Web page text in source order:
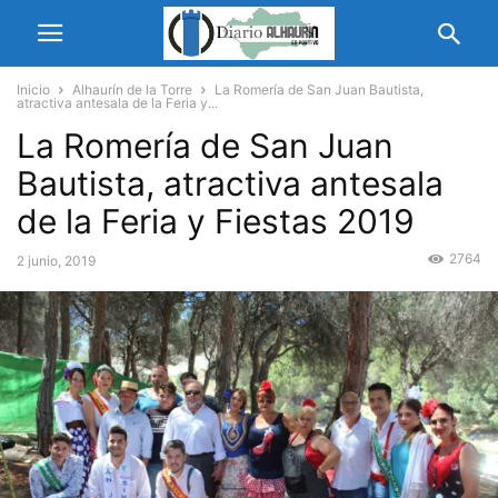
Inicio Alhaurín de la Torre
La Romería de San Juan Bautista,
atractiva antesala de la Feria y...
La Romería de San Juan
Bautista, atractiva antesala
de la Feria y Fiestas 2019
2 junio, 2019 2764